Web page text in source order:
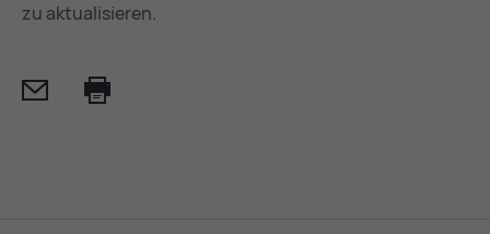
zu aktualisieren.
Mail